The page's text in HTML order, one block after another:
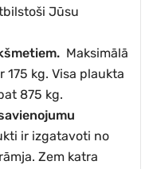
Jūsu
Maksimālā
175 kg. Visa plaukta
875 kg.
ir izgatavoti no
Zem katra